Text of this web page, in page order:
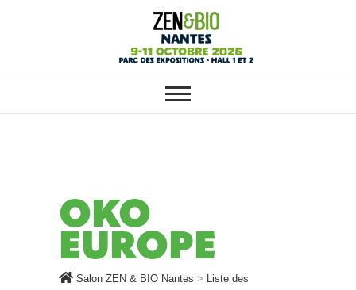
Salon ZEN & BIO
Nantes
SALON ZEN & BIO NANTES :
VOTRE SALON BIO, BIEN-ÊTRE
ET HABITAT SAIN
OKO
EUROPE
Salon ZEN & BIO Nantes > Liste des